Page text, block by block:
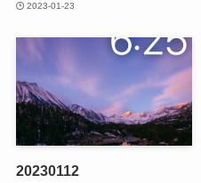
2023-01-23
20230112